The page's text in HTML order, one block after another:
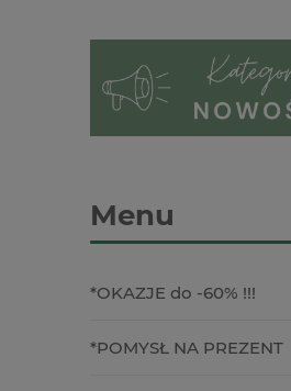
Menu
*OKAZJE do -60% !!!
*POMYSŁ NA PREZENT